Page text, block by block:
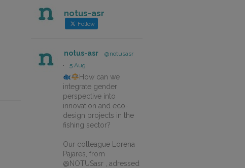
notus-asr
Follow
notus-asr
@notusasr
·
5 Aug
How can we
integrate gender
perspective into
innovation and eco-
design projects in the
fishing sector?
Our colleague Lorena
Pajares, from
@NOTUSasr , adressed